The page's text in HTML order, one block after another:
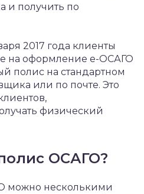
и получить по
2017 года клиенты
на оформление е-ОСАГО
полис на стандартном
или по почте. Это
физический
ОСАГО?
можно несколькими